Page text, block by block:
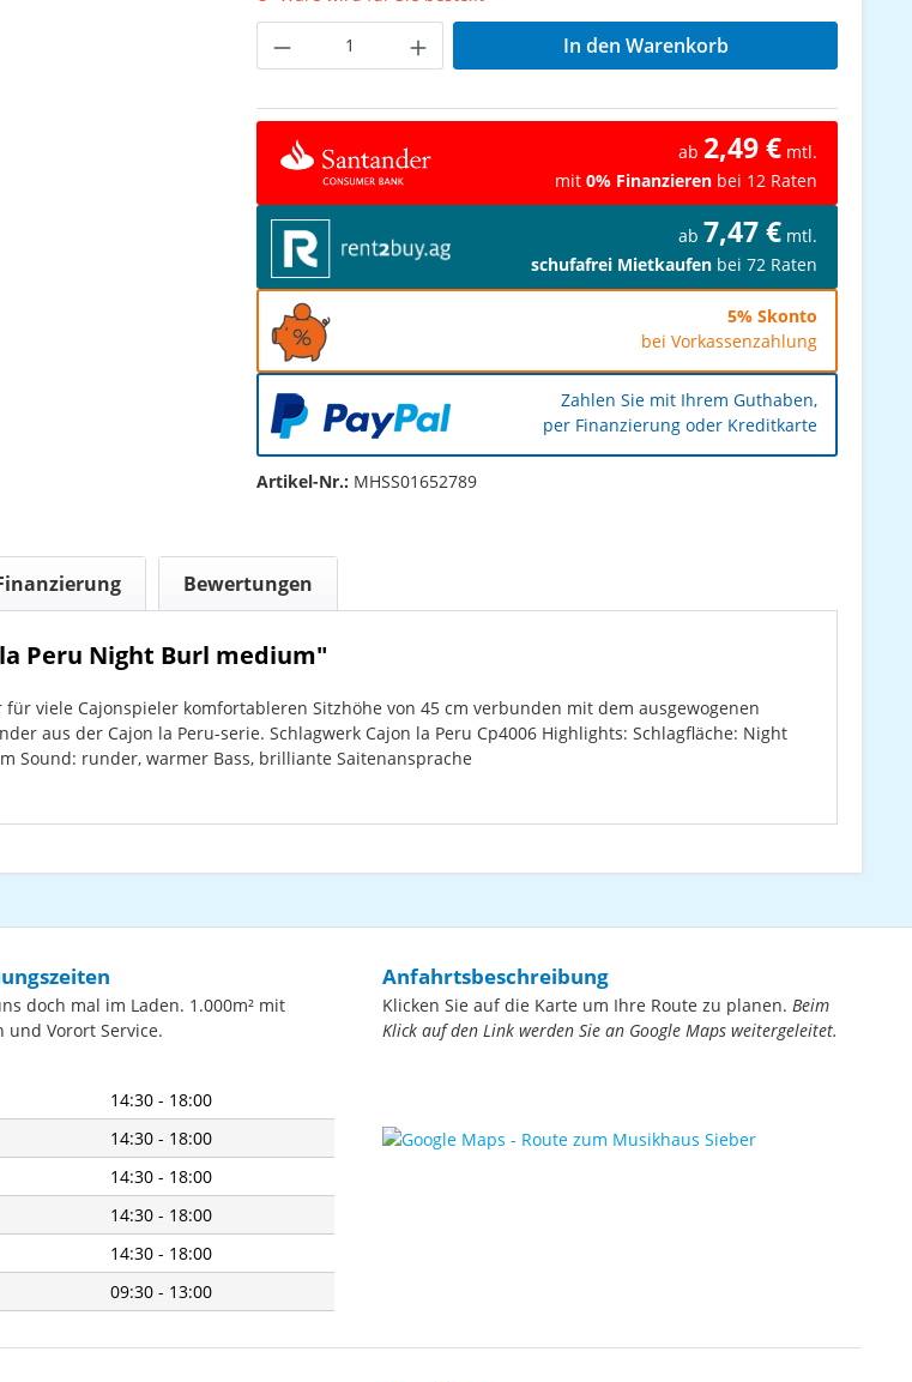
Produkt Anzahl: Gib den gewünschten Wert
In den Warenkorb
ab 2,49 € mtl.
mit 0% Finanzieren bei 12 Raten
ab 7,47 € mtl.
schufafrei Mietkaufen bei 72 Raten
5% Skonto
bei Vorkassenzahlung
Zahlen Sie mit Ihrem Guthaben,
per Finanzierung oder Kreditkarte
Artikel-Nr.: MHSS01652789
Bewertungen
Peru Night Burl medium"
viele Cajonspieler komfortableren Sitzhöhe von 45 cm verbunden mit dem ausgewogenen
aus der Cajon la Peru-serie. Schlagwerk Cajon la Peru Cp4006 Highlights: Schlagfläche: Night
Sound: runder, warmer Bass, brilliante Saitenansprache
doch mal im Laden. 1.000m² mit
Vorort Service.
14:30 - 18:00
14:30 - 18:00
14:30 - 18:00
14:30 - 18:00
14:30 - 18:00
09:30 - 13:00
Anfahrtsbeschreibung
Klicken Sie auf die Karte um Ihre Route zu planen. Beim
Klick auf den Link werden Sie an Google Maps weitergeleitet.